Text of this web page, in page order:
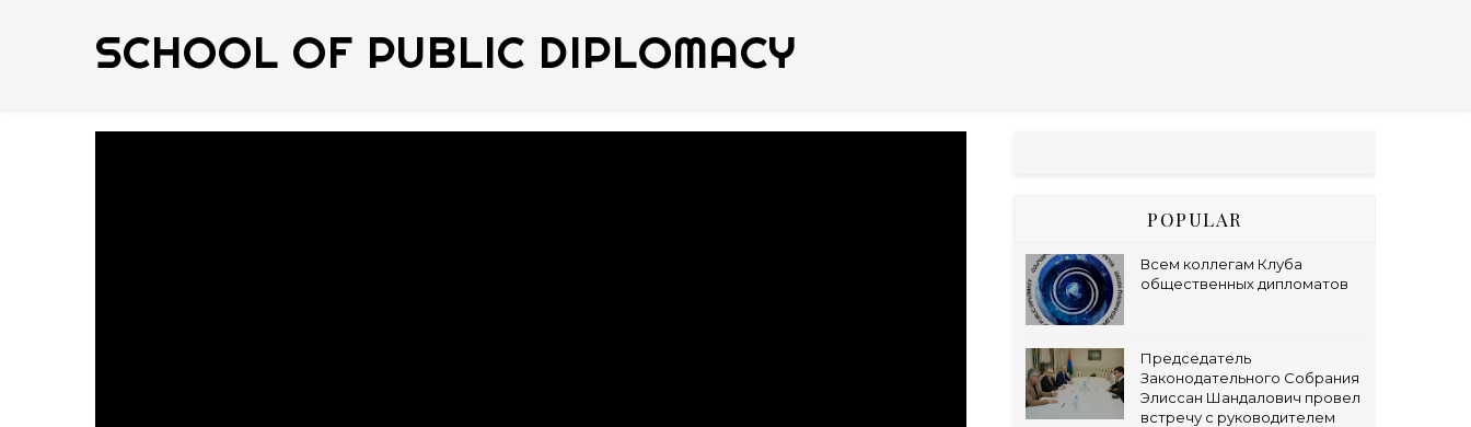
SCHOOL OF PUBLIC DIPLOMACY
POPULAR
Всем коллегам Клуба
общественных дипломатов
Председатель
Законодательного Собрания
Элиссан Шандалович провел
встречу с руководителем